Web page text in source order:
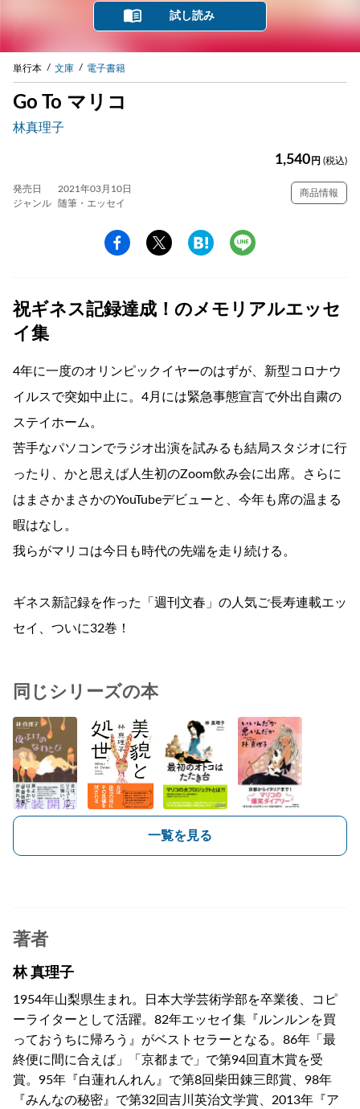
試し読み
単行本 文庫 電子書籍
Go To マリコ
林真理子
1,540 円 (税込)
発売日
2021年03月10日
ジャンル
随筆・エッセイ
商品情報
祝ギネス記録達成！のメモリアルエッセ
イ集
4年に一度のオリンピックイヤーのはずが、新型コロナウ
イルスで突如中止に。4月には緊急事態宣言で外出自粛の
ステイホーム。
苦手なパソコンでラジオ出演を試みるも結局スタジオに行
ったり、かと思えば人生初のZoom飲み会に出席。さらに
はまさかまさかのYouTubeデビューと、今年も席の温まる
暇はなし。
我らがマリコは今日も時代の先端を走り続ける。
ギネス新記録を作った「週刊文春」の人気ご長寿連載エッ
セイ、ついに32巻！
同じシリーズの本
一覧を見る
著者
林 真理子
1954年山梨県生まれ。日本大学芸術学部を卒業後、コピ
ーライターとして活躍。82年エッセイ集『ルンルンを買
っておうちに帰ろう』がベストセラーとなる。86年「最
終便に間に合えば」「京都まで」で第94回直木賞を受
賞。95年『白蓮れんれん』で第8回柴田錬三郎賞、98年
『みんなの秘密』で第32回吉川英治文学賞、2013年『ア